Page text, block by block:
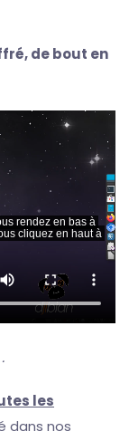
de bout en
les
dans nos